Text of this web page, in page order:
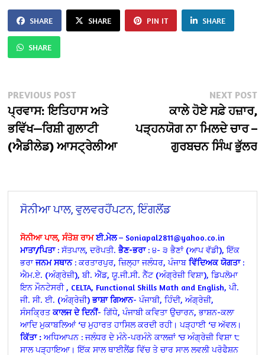
SHARE SHARE PIN IT SHARE
SHARE
Post
navigation
PREVIOUS POSTPrevious
post:
ਪ੍ਰਵਾਸ: ਇਤਿਹਾਸ ਅਤੇ
ਭਵਿੱਖ—ਰਿਸ਼ੀ ਗੁਲਾਟੀ
(ਐਡੀਲੇਡ) ਆਸਟ੍ਰੇਲੀਆ
NEXT POST
ਕਾਲੇ ਹੋਏ ਸਫ਼ੇ ਹਜ਼ਾਰ,
ਪੜ੍ਹਨਯੋਗ ਨਾ ਮਿਲਦੇ ਚਾਰ –
ਗੁਰਬਚਨ ਸਿੰਘ ਭੁੱਲਰ
ਸੋਨੀਆ ਪਾਲ, ਵੁਲਵਰਹੈਂਪਟਨ, ਇੰਗਲੈਂਡ
ਸੋਨੀਆ ਪਾਲ, ਸੰਤੋਸ਼ ਰਾਮ ਈ.ਮੇਲ– Soniapal2811@yahoo.co.in
ਮਾਤਾ/ਪਿਤਾ: ਸੱਤਪਾਲ, ਦਰੋਪਤੀ. ਭੈਣ-ਭਰਾ: ੪- ੩ ਭੈਣਾਂ (ਆਪ ਵੱਡੀ), ਇੱਕ
ਭਰਾ ਜਨਮ ਸਥਾਨ: ਕਰਤਾਰਪੁਰ, ਜ਼ਿਲ੍ਹਾ ਜਲੰਧਰ, ਪੰਜਾਬ ਵਿੱਦਿਅਕ ਯੋਗਤਾ:
ਐਮ.ਏ. (ਅੰਗ੍ਰੇਜ਼ੀ), ਬੀ. ਐੱਡ, ਯੂ.ਜੀ.ਸੀ. ਨੈੱਟ (ਅੰਗ੍ਰੇਜ਼ੀ ਵਿਸ਼ਾ), ਡਿਪਲੋਮਾ
ਇਨ ਮੌਨਟੇਸਰੀ , CELTA, Functional Skills Math and English, ਪੀ.
ਜੀ. ਸੀ. ਈ. (ਅੰਗ੍ਰੇਜ਼ੀ) ਭਾਸ਼ਾ ਗਿਆਨ- ਪੰਜਾਬੀ, ਹਿੰਦੀ, ਅੰਗ੍ਰੇਜ਼ੀ,
ਸੰਸਕ੍ਰਿਤ ਕਾਲਜ ਦੇ ਦਿਨੀਂ- ਗਿੱਧੇ, ਪੰਜਾਬੀ ਕਵਿਤਾ ਉਚਾਰਨ, ਭਾਸ਼ਨ-ਕਲਾ
ਆਦਿ ਮੁਕਾਬਲਿਆਂ ‘ਚ ਮੁਹਾਰਤ ਹਾਸਿਲ ਕਰਦੀ ਰਹੀ। ਪੜ੍ਹਾਈ ‘ਚ ਅੱਵਲ।
ਕਿੱਤਾ : ਅਧਿਆਪਨ : ਜਲੰਧਰ ਦੇ ਮੰਨੇ-ਪਰਮੰਨੇ ਕਾਲਜ਼ਾਂ 'ਚ ਅੰਗ੍ਰੇਜ਼ੀ ਵਿਸ਼ਾ ੮
ਸਾਲ ਪੜ੍ਹਾਇਆ। ਇੱਕ ਸਾਲ ਥਾਈਲੈਂਡ ਵਿੱਚ ਤੇ ਚਾਰ ਸਾਲ ਲਵਲੀ ਪਰੋਫੈਸ਼ਨ